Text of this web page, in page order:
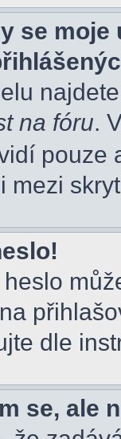
se
na fóru.
pouze
mezi
dle
se, ale